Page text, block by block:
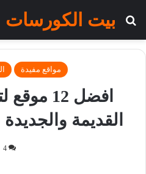
بيت الكورسات
بحث عن
مواقع مفيدة
افضل 12
القديمة
4